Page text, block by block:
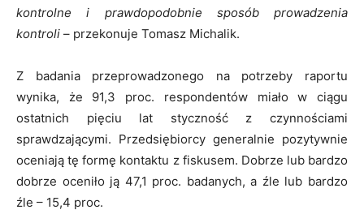
kontrolne i prawdopodobnie sposób prowadzenia
kontroli – przekonuje Tomasz Michalik.
Z badania przeprowadzonego na potrzeby raportu
wynika, że 91,3 proc. respondentów miało w ciągu
ostatnich pięciu lat styczność z czynnościami
sprawdzającymi. Przedsiębiorcy generalnie pozytywnie
oceniają tę formę kontaktu z fiskusem. Dobrze lub bardzo
dobrze oceniło ją 47,1 proc. badanych, a źle lub bardzo
źle – 15,4 proc.